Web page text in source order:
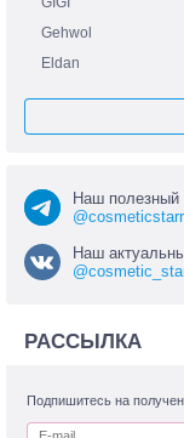
Gehwol
Eldan
Наш полезный
Наш
РАССЫЛКА
Подпишитесь на